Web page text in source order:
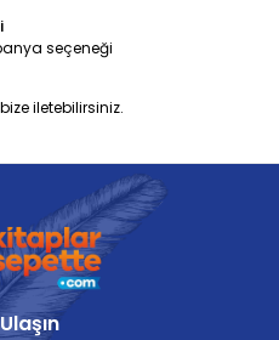
seçeneği
iletebilirsiniz.